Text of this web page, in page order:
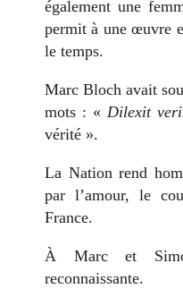
également une
permit à une œuvre
le temps.
Marc Bloch avait
mots : « Dilexit
vérité ».
La Nation rend
par l’amour, le
France.
À Marc et
reconnaissante.